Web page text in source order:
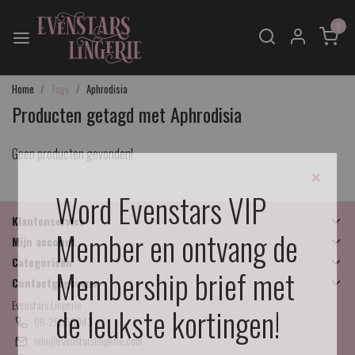
0
Home Tags Aphrodisia
Producten getagd met Aphrodisia
Geen producten gevonden!
Klantenservice
Mijn account
Categorieën
Contactgegevens
Evenstars Lingerie
06-25536043
info@evenstarslingerie.com
×
Word Evenstars VIP
Member en ontvang de
Membership brief met
de leukste kortingen!